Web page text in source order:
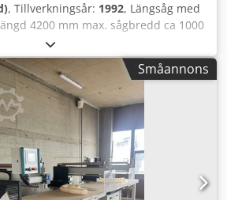
, Tillverkningsår: 1992, Längsåg med
4200 mm max. sågbredd ca 1000
Ds Toa Motor 11 kW med elektrisk
display för breddanslag nya
från nuvarande plats i fungerande
Småannons